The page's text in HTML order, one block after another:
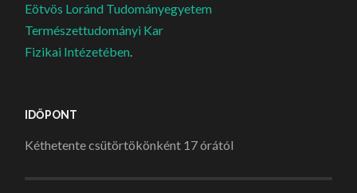
Eötvös Loránd Tudományegyetem
Természettudományi Kar
Fizikai Intézetében.
IDŐPONT
Kéthetente csütörtökönként 17 órától